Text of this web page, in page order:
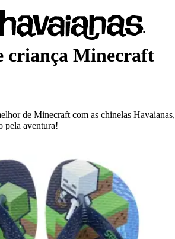
criança Minecraft
de Minecraft com as chinelas Havaianas,
pela aventura!